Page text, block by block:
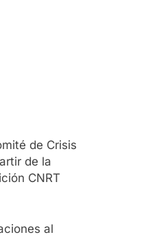
de Crisis
de la
CNRT
al